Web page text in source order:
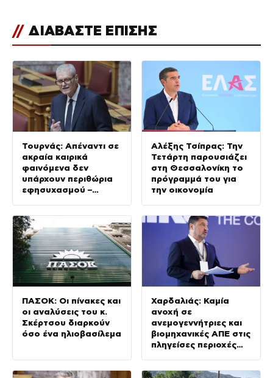
// ΔΙΑΒΑΣΤΕ ΕΠΙΣΗΣ
Τουρνάς: Απέναντι σε
ακραία καιρικά
φαινόμενα δεν
υπάρχουν περιθώρια
εφησυχασμού –
Αττικοβοιωτία
Αλέξης Τσίπρας: Την
Τετάρτη παρουσιάζει
στη Θεσσαλονίκη το
πρόγραμμά του για
την οικονομία
ΠΑΣΟΚ: Οι πίνακες και
οι αναλύσεις του κ.
Σκέρτσου διαρκούν
όσο ένα ηλιοβασίλεμα
Χαρδαλιάς: Καμία
ανοχή σε
ανεμογεννήτριες και
βιομηχανικές ΑΠΕ στις
πληγείσες περιοχές